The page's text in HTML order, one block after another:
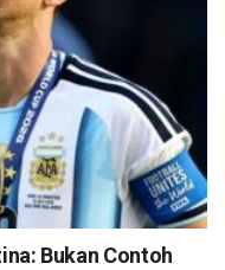
Bukan Contoh